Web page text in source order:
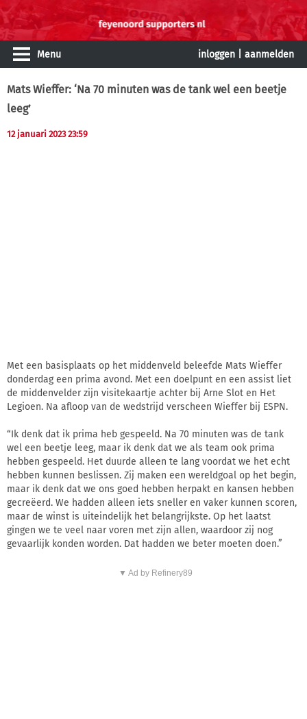
Menu inloggen aanmelden
Mats Wieffer: ‘Na 70 minuten was de tank wel een beetje
leeg’
12 januari 2023 23:59
Met een basisplaats op het middenveld beleefde Mats Wieffer
donderdag een prima avond. Met een doelpunt en een assist liet
de middenvelder zijn visitekaartje achter bij Arne Slot en Het
Legioen. Na afloop van de wedstrijd verscheen Wieffer bij ESPN.
“Ik denk dat ik prima heb gespeeld. Na 70 minuten was de tank
wel een beetje leeg, maar ik denk dat we als team ook prima
hebben gespeeld. Het duurde alleen te lang voordat we het echt
hebben kunnen beslissen. Zij maken een wereldgoal op het begin,
maar ik denk dat we ons goed hebben herpakt en kansen hebben
gecreëerd. We hadden alleen iets sneller en vaker kunnen scoren,
maar de winst is uiteindelijk het belangrijkste. Op het laatst
gingen we te veel naar voren met zijn allen, waardoor zij nog
gevaarlijk konden worden. Dat hadden we beter moeten doen.”
▼ Ad by Refinery89